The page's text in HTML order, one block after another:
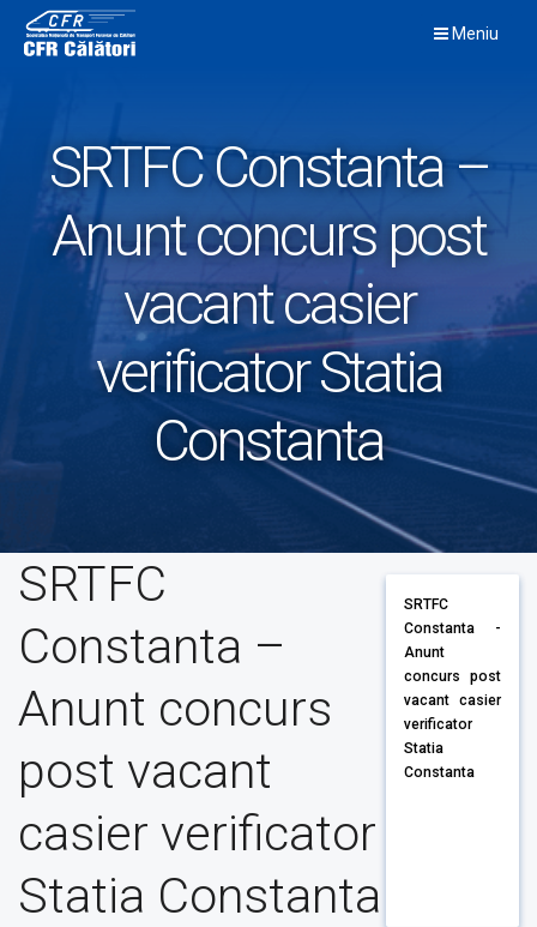
content
Meniu
SRTFC Constanta –
Anunt concurs post
vacant casier
verificator Statia
Constanta
SRTFC
Constanta –
Anunt concurs
post vacant
casier verificator
Statia Constanta
SRTFC
Constanta -
Anunt
concurs post
vacant casier
verificator
Statia
Constanta